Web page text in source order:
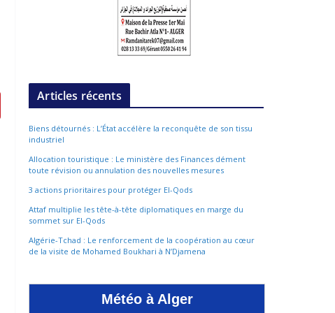
Articles récents
Biens détournés : L’État accélère la reconquête de son tissu
industriel
Allocation touristique : Le ministère des Finances dément
toute révision ou annulation des nouvelles mesures
3 actions prioritaires pour protéger El-Qods
Attaf multiplie les tête-à-tête diplomatiques en marge du
sommet sur El-Qods
Algérie-Tchad : Le renforcement de la coopération au cœur
de la visite de Mohamed Boukhari à N’Djamena
Météo à Alger